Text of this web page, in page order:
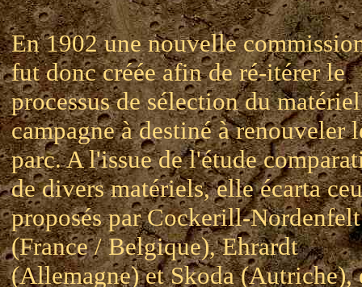
En 1902 une nouvelle
fut donc créée afin de ré-itérer le
processus de sélection du
campagne à destiné à renouveler
parc. A l'issue de l'étude
de divers matériels, elle écarta
proposés par Cockerill-Nordenfelt
(France / Belgique), Ehrardt
(Allemagne) et Skoda (Autriche),